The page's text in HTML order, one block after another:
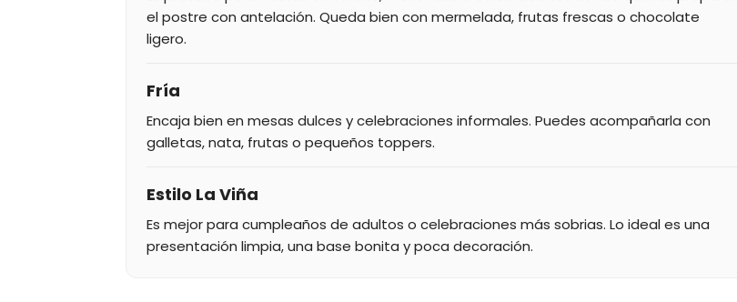
el postre con antelación. Queda bien con mermelada, frutas frescas o chocolate
ligero.
Fría
Encaja bien en mesas dulces y celebraciones informales. Puedes acompañarla con
galletas, nata, frutas o pequeños toppers.
Estilo La Viña
Es mejor para cumpleaños de adultos o celebraciones más sobrias. Lo ideal es una
presentación limpia, una base bonita y poca decoración.